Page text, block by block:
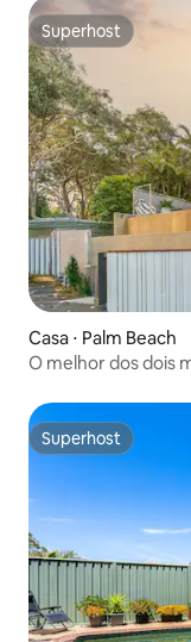
Superhost
Superhost
Casa ⋅ Palm Beach
O melhor dos dois
Superhost
Superhost